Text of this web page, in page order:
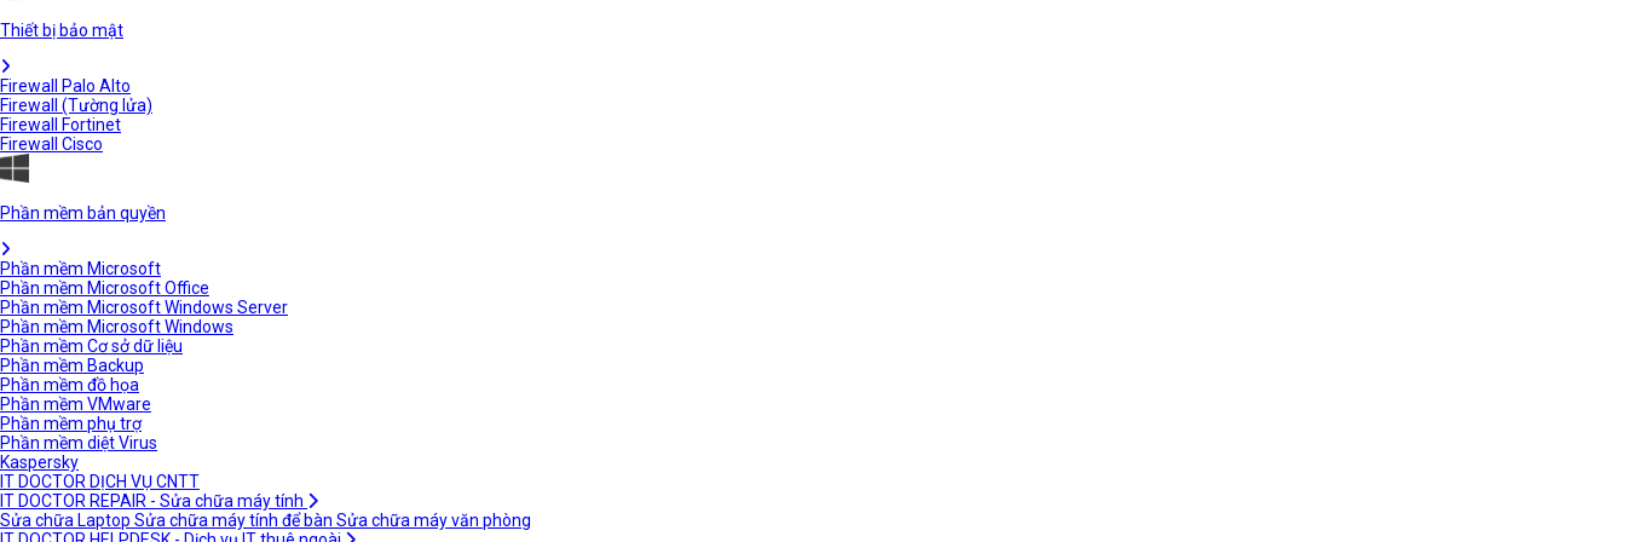
Thiết bị bảo mật
Firewall Palo Alto
Firewall (Tường lửa)
Firewall Fortinet
Firewall Cisco
Phần mềm bản quyền
Phần mềm Microsoft
Phần mềm Microsoft Office
Phần mềm Microsoft Windows Server
Phần mềm Microsoft Windows
Phần mềm Cơ sở dữ liệu
Phần mềm Backup
Phần mềm đồ họa
Phần mềm VMware
Phần mềm phụ trợ
Phần mềm diệt Virus
Kaspersky
IT DOCTOR DỊCH VỤ CNTT
IT DOCTOR REPAIR - Sửa chữa máy tính
Sửa chữa Laptop Sửa chữa máy tính để bàn Sửa chữa máy văn phòng